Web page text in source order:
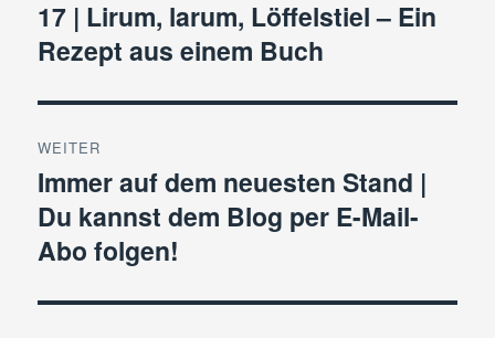
Beitrag:
17 | Lirum, larum, Löffelstiel – Ein
Rezept aus einem Buch
WEITER
Nächster
Beitrag:
Immer auf dem neuesten Stand |
Du kannst dem Blog per E-Mail-
Abo folgen!